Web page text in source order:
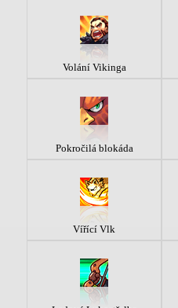
Volání Vikinga
Pokročilá blokáda
Vířící Vlk